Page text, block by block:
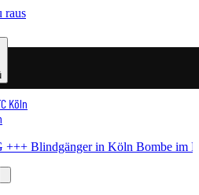
raus
Köln
in KölnBombe im Rhein! Hier kommt